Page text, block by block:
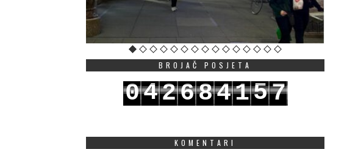
BROJAČ POSJETA
042684157
KOMENTARI